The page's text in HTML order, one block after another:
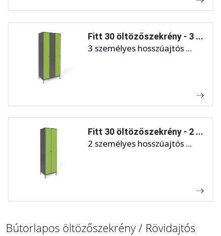
Fitt 30 öltözőszekrény - 3 ...
3 személyes hosszúajtós ...
Fitt 30 öltözőszekrény - 2 ...
2 személyes hosszúajtós ...
Bútorlapos öltözőszekrény / Rövidajtós